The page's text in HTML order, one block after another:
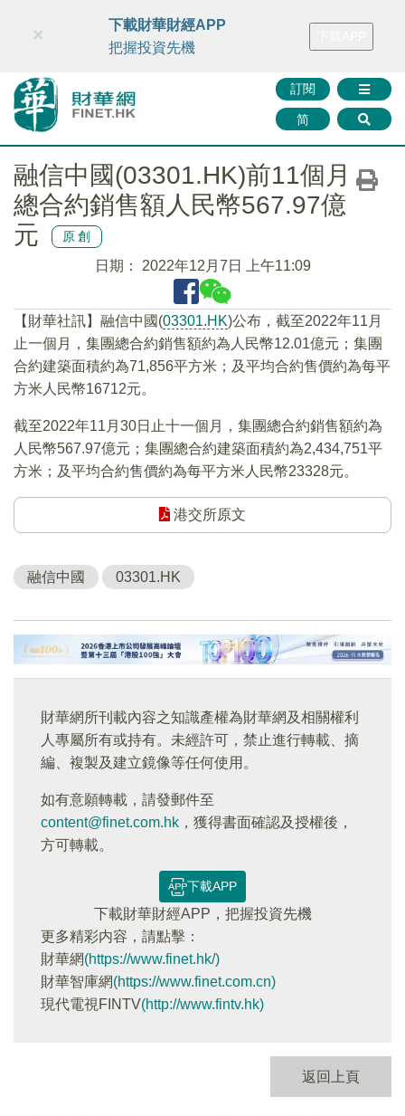
財華智庫網 FINTV FINMETA 財華證券 媒體矩陣
訂閱
简
×
下載財華財經APP
把握投資先機
融信中國(03301.HK)前11個月
總合約銷售額人民幣567.97億
元
原創
日期： 2022年12月7日 上午11:09
【財華社訊】融信中國(03301.HK)公布，截至2022年11月
止一個月，集團總合約銷售額約為人民幣12.01億元；集團
合約建築面積約為71,856平方米；及平均合約售價約為每平
方米人民幣16712元。
截至2022年11月30日止十一個月，集團總合約銷售額約為
人民幣567.97億元；集團總合約建築面積約為2,434,751平
方米；及平均合約售價約為每平方米人民幣23328元。
港交所原文
融信中國 03301.HK
財華網所刊載內容之知識產權為財華網及相關權利
人專屬所有或持有。未經許可，禁止進行轉載、摘
編、複製及建立鏡像等任何使用。
如有意願轉載，請發郵件至
content@finet.com.hk ，獲得書面確認及授權後，
方可轉載。
下載APP
下載財華財經APP，把握投資先機
更多精彩内容，請點擊：
財華網(https://www.finet.hk/)
財華智庫網(https://www.finet.com.cn)
現代電視FINTV(http://www.fintv.hk)
返回上頁